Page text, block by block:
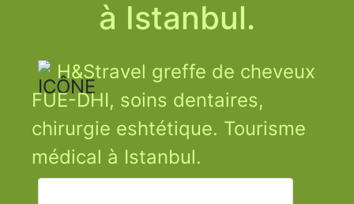
à Istanbul.
H&Stravel greffe de cheveux
FUE-DHI, soins dentaires,
chirurgie eshtétique. Tourisme
médical à Istanbul.